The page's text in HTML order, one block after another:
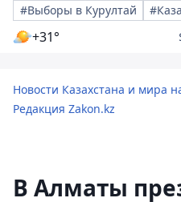
#Выборы в Курултай
+31°
Новости Казахстана и мира
Редакция Zakon.kz
В Алматы